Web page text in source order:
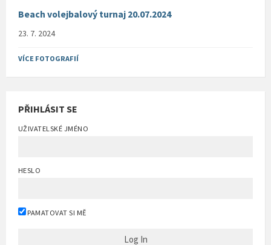
Beach volejbalový turnaj 20.07.2024
23. 7. 2024
VÍCE FOTOGRAFIÍ
PŘIHLÁSIT SE
UŽIVATELSKÉ JMÉNO
HESLO
PAMATOVAT SI MĚ